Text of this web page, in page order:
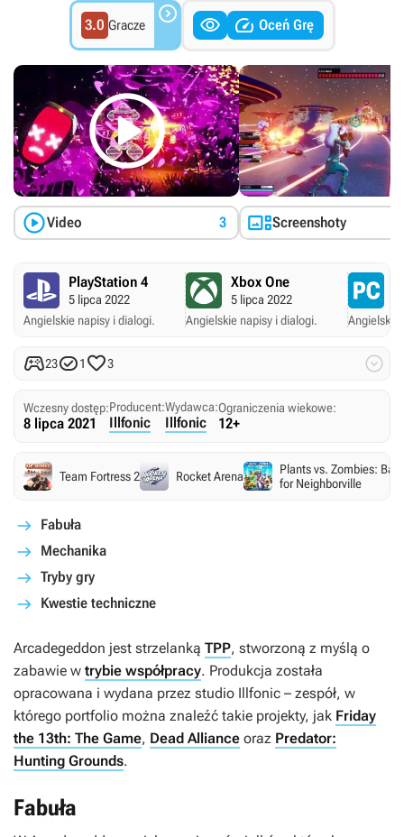
3.0 Gracze    Oceń Grę

Video 3 Screenshoty
PlayStation 4
5 lipca 2022
Angielskie napisy i dialogi.
Xbox One
5 lipca 2022
Angielskie napisy i dialogi.
Angielskie
231 3 
Wczesny dostęp:
8 lipca 2021
Producent:
Illfonic
Wydawca:
Illfonic
Ograniczenia wiekowe:
12+
Team Fortress 2 Rocket Arena
Plants vs. Zombies:
for Neighborville
Fabuła
Mechanika
Tryby gry
Kwestie techniczne
Arcadegeddon jest strzelanką TPP, stworzoną z myślą o
zabawie w trybie współpracy. Produkcja została
opracowana i wydana przez studio Illfonic – zespół, w
którego portfolio można znaleźć takie projekty, jak Friday
the 13th: The Game, Dead Alliance oraz Predator:
Hunting Grounds.
Fabuła